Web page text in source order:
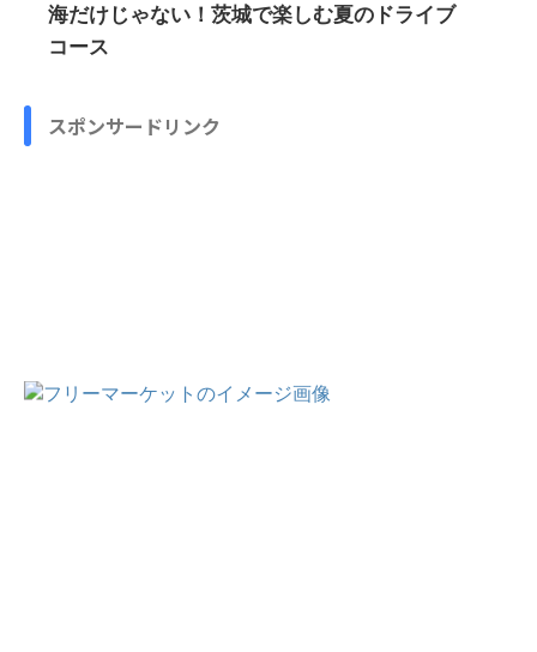
海だけじゃない！茨城で楽しむ夏のドライブ
コース
スポンサードリンク